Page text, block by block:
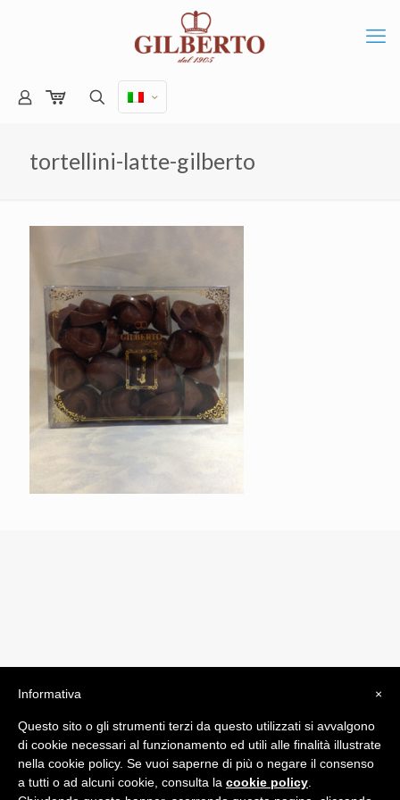
tortellini-latte-gilberto
byComunicatori su Misura srl
Termini e Condizioni di Vendita - Terms and Conditions
ITA:
×
Informativa
Questo sito o gli strumenti terzi da questo utilizzati si avvalgono
di cookie necessari al funzionamento ed utili alle finalità illustrate
nella cookie policy. Se vuoi saperne di più o negare il consenso
a tutti o ad alcuni cookie, consulta la cookie policy